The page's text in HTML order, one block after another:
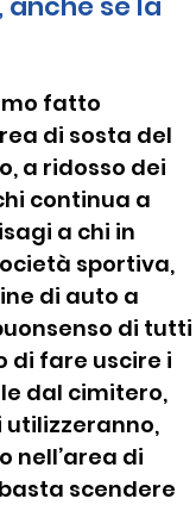
fatto
di sosta del
a ridosso dei
continua a
a chi in
sportiva,
di auto a
di tutti
di fare uscire i
dal cimitero,
utilizzeranno,
nell’area di
scendere